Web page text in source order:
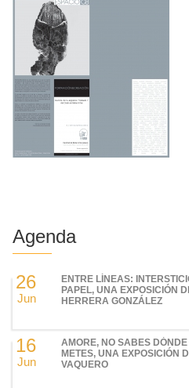
Agenda
26
Jun
ENTRE LÍNEAS:
PAPEL, UNA EXPOSICIÓN
HERRERA GONZÁLEZ
16
Jun
AMORE, NO SABES DÓNDE
METES, UNA EXPOSICIÓN
VAQUERO